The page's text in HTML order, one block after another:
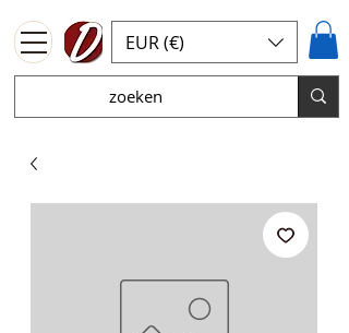
EUR (€)